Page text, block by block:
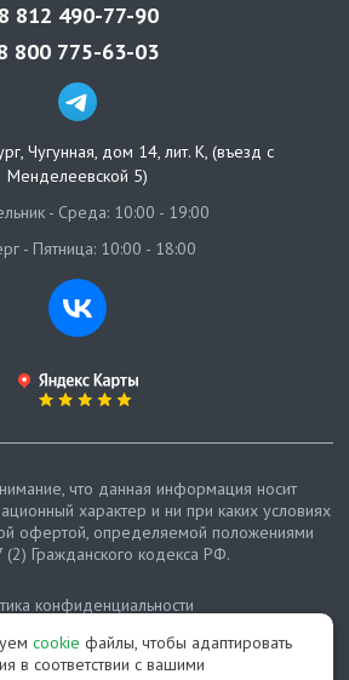
cookie файлы, чтобы адаптировать
в соответствии с вашими
8 812 490-77-90
800 775-63-03
, Чугунная, дом 14, лит. К, (въезд с
Менделеевской 5)
- Среда: 10:00 - 19:00
- Пятница: 10:00 - 18:00
что данная информация носит
характер и ни при каких условиях
офертой, определяемой положениями
(2) Гражданского кодекса РФ.
конфиденциальности
Карта сайта